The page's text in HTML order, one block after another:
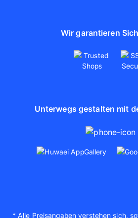
Wir garantieren
Unterwegs gestalten mit
* Alle Preisangaben verstehen sich,